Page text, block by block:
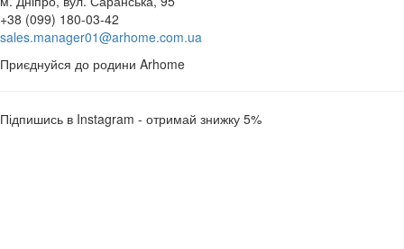
+38 (099) 180-03-42
sales.manager01@arhome.com.ua
Приєднуйся до родини Arhome
Підпишись в Instagram - отримай знижку 5%